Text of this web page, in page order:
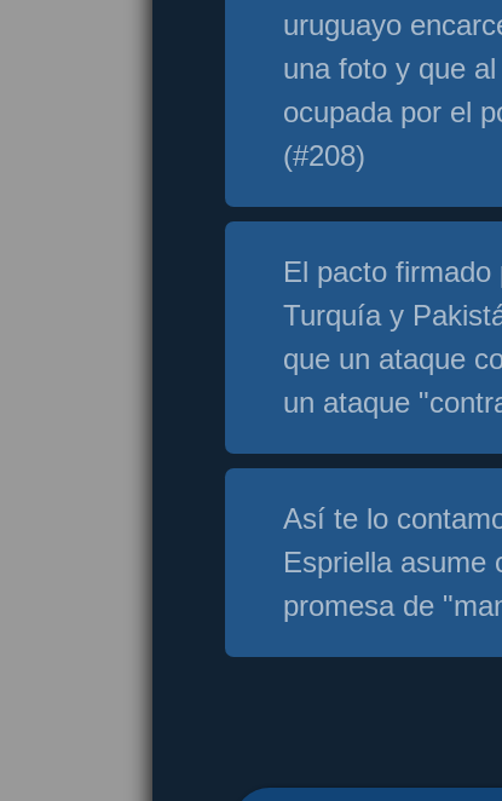
uruguayo
una foto y que
ocupada por el
(#208)
El pacto firmado
Turquía y
que un ataque
un ataque
Así te lo
Espriella asume
promesa de